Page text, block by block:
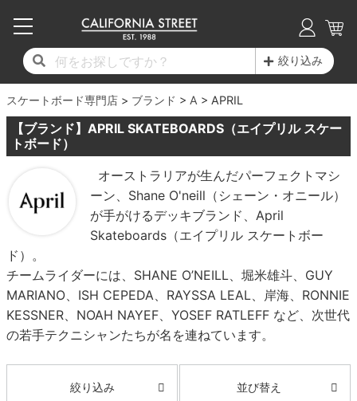
絞り込み
スケートボード専門店 ブランド A APRIL
【ブランド】APRIL SKATEBOARDS（エイプリル スケー
トボード）
オーストラリアが生んだパーフェクトマシ
ーン、Shane O'neill（シェーン・オニール）
が手がけるデッキブランド、April
Skateboards（エイプリル スケートボー
ド）。
チームライダーには、SHANE O’NEILL、堀米雄斗、GUY
MARIANO、ISH CEPEDA、RAYSSA LEAL、岸海、RONNIE
KESSNER、NOAH NAYEF、YOSEF RATLEFF など、次世代
の若手テクニシャンたちが名を連ねています。
絞り込み 並び替え
17時までのご注文は当日発送！
11,000円以上で送料無料！
毎月1日はポイント5倍！10日と20日は3倍！
コンプリートセット（完成品）
17時までのご注文は当日発送！
11,000円以上で送料無料！
毎月1日はポイント5倍！10日と20日は3倍！
デッキ新着一覧
デッキブランド一覧（全てのデッキ）
サイズからデッキを選ぶ
子供用デッキ
7.0inch以下
7.2inch
7.6inch
7.7inch
7.8inch
17時までのご注文は当日発送！
11,000円以上で送料無料！
毎月1日はポイント5倍！10日と20日は3倍！
トラック新着一覧
トラックブランド一覧（全てのトラック）
適合デッキサイズから選ぶ
7.0inch以下
7.2inch
7.3inch
7.7inch
7.8inch
7.9inch
17時までのご注文は当日発送！
11,000円以上で送料無料！
毎月1日はポイント5倍！10日と20日は3倍！
ウィール新着一覧
ウィールブランド一覧（全てのウィール）
ウィールをサイズから選ぶ
50mm
51mm
52mm
55mm
56mm
57mm
スピットファイヤー F4（フォーミュラフォ
ー）
ボーンズ XF（エックスフォーミュラ）
ボーンズ STF（エスティーエフ）
ベアリング
ボルト
17時までのご注文は当日発送！
11,000円以上で送料無料！
毎月1日はポイント5倍！10日と20日は3倍！
シューズ新着一覧
シューズブランド一覧
シューズをサイズから選ぶ
20cm
21cm
22cm
23.5cm
24cm
24.5cm
サンダル
インソール
シューレース・その他
17時までのご注文は当日発送！
11,000円以上で送料無料！
毎月1日はポイント5倍！10日と20日は3倍！
Tシャツ
ロングスリーブTシャツ
ジャケット
トレーナー・セーター
ショーツ
17時までのご注文は当日発送！
11,000円以上で送料無料！
毎月1日はポイント5倍！10日と20日は3倍！
最新ブログ一覧
17時までのご注文は当日発送！
11,000円以上で送料無料！
毎月1日はポイント5倍！10日と20日は3倍！
初心者の方へ
スタッフおすすめアイテム
ブランド紹介
INFO
スケートパーク情報
17時までのご注文は当日発送！
11,000円以上で送料無料！
毎月1日はポイント5倍！10日と20日は3倍！
店舗情報
ショップライダー紹介
スタッフ紹介
カリフォルニアストリートの歴史
求人情報
プライバシーポリシー
特定商取引法に基づく表記